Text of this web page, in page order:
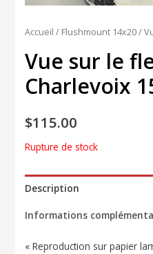
Accueil / Flushmount 14x20/
Vue sur le
Charlevoix
$115.00
Rupture de stock
Description
Informations
« Reproduction sur papier